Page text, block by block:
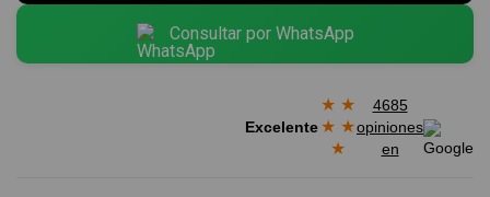
Consultar por WhatsApp
Excelente
★ ★
★ ★
★
4685
opiniones
en